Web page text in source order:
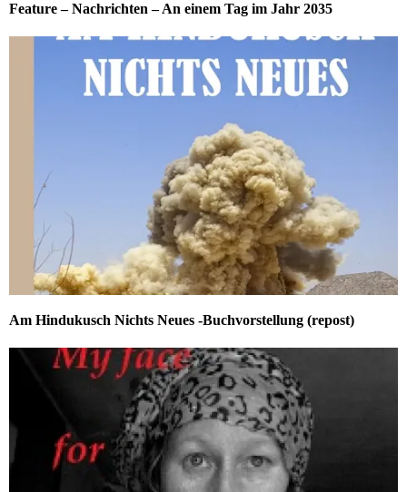
Feature – Nachrichten – An einem Tag im Jahr 2035
Am Hindukusch Nichts Neues -Buchvorstellung (repost)